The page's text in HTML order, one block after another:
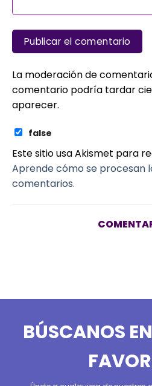
La moderación de
comentario podría tardar
aparecer.
false
Este sitio usa Akismet para
Aprende cómo se procesan
comentarios.
BÚSCANOS